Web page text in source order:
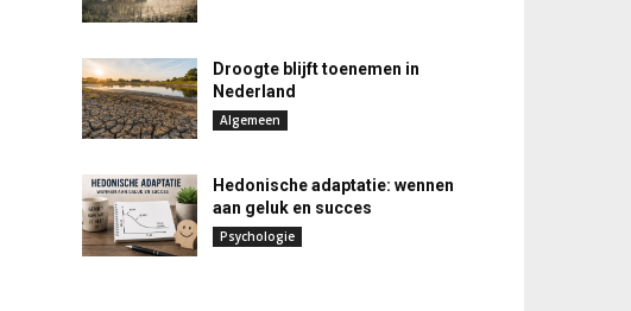
Droogte blijft toenemen in
Nederland
Algemeen
Hedonische adaptatie: wennen
aan geluk en succes
Psychologie